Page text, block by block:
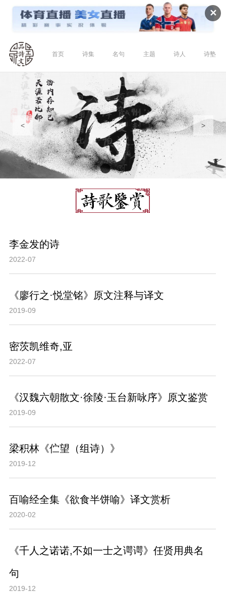
✕
首页 诗集 名句 主题 诗人 诗塾
< >
李金发的诗
2022-07
《廖行之·悦堂铭》原文注释与译文
2019-09
密茨凯维奇,亚
2022-07
《汉魏六朝散文·徐陵·玉台新咏序》原文鉴赏
2019-09
梁积林《伫望（组诗）》
2019-12
百喻经全集《欲食半饼喻》译文赏析
2020-02
《千人之诺诺,不如一士之谔谔》任贤用典名
句
2019-12